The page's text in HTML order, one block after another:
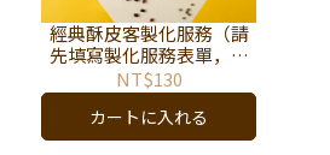
經典酥皮客製化服務（請
先填寫製化服務表單，待
專人聯繫後再下訂單，連
結：
https://reurl.cc/DKo48m
。）
NT$130
カートに入れる